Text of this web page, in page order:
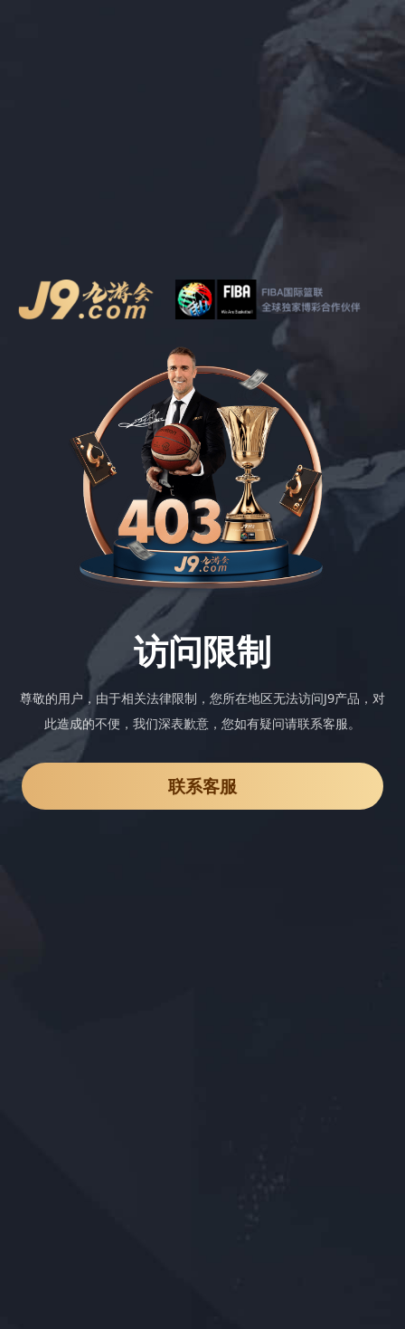
访问限制
尊敬的用户，由于相关法律限制，您所在地区无法访问J9产品，对
此造成的不便，我们深表歉意，您如有疑问请联系客服。
联系客服